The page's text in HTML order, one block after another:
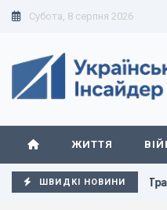
Субота, 8 серпня 2026
ЖИТТЯ
ШВИДКІ НОВИНИ
щоб не розлютити Трампа, -